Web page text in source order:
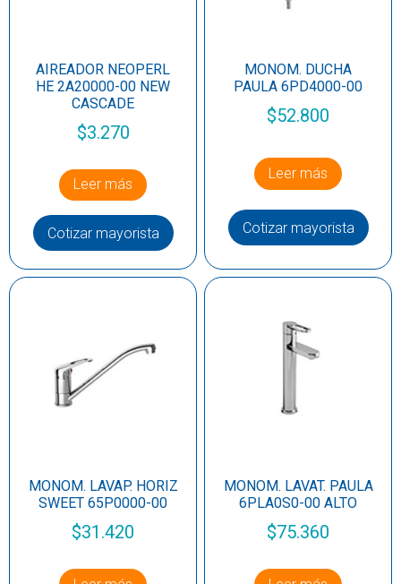
AIREADOR NEOPERL
HE 2A20000-00 NEW
CASCADE
$3.270
Leer más
Cotizar mayorista
MONOM. DUCHA
PAULA 6PD4000-00
$52.800
Leer más
Cotizar mayorista
MONOM. LAVAP. HORIZ
SWEET 65P0000-00
$31.420
MONOM. LAVAT. PAULA
6PLA0S0-00 ALTO
$75.360